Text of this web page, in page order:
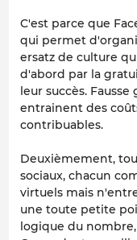
C'est parce que
qui permet
ersatz de culture
d'abord par la
leur succès.
entrainent des
contribuables.
Deuxièmement,
sociaux, chacun
virtuels mais
une toute petite
logique du